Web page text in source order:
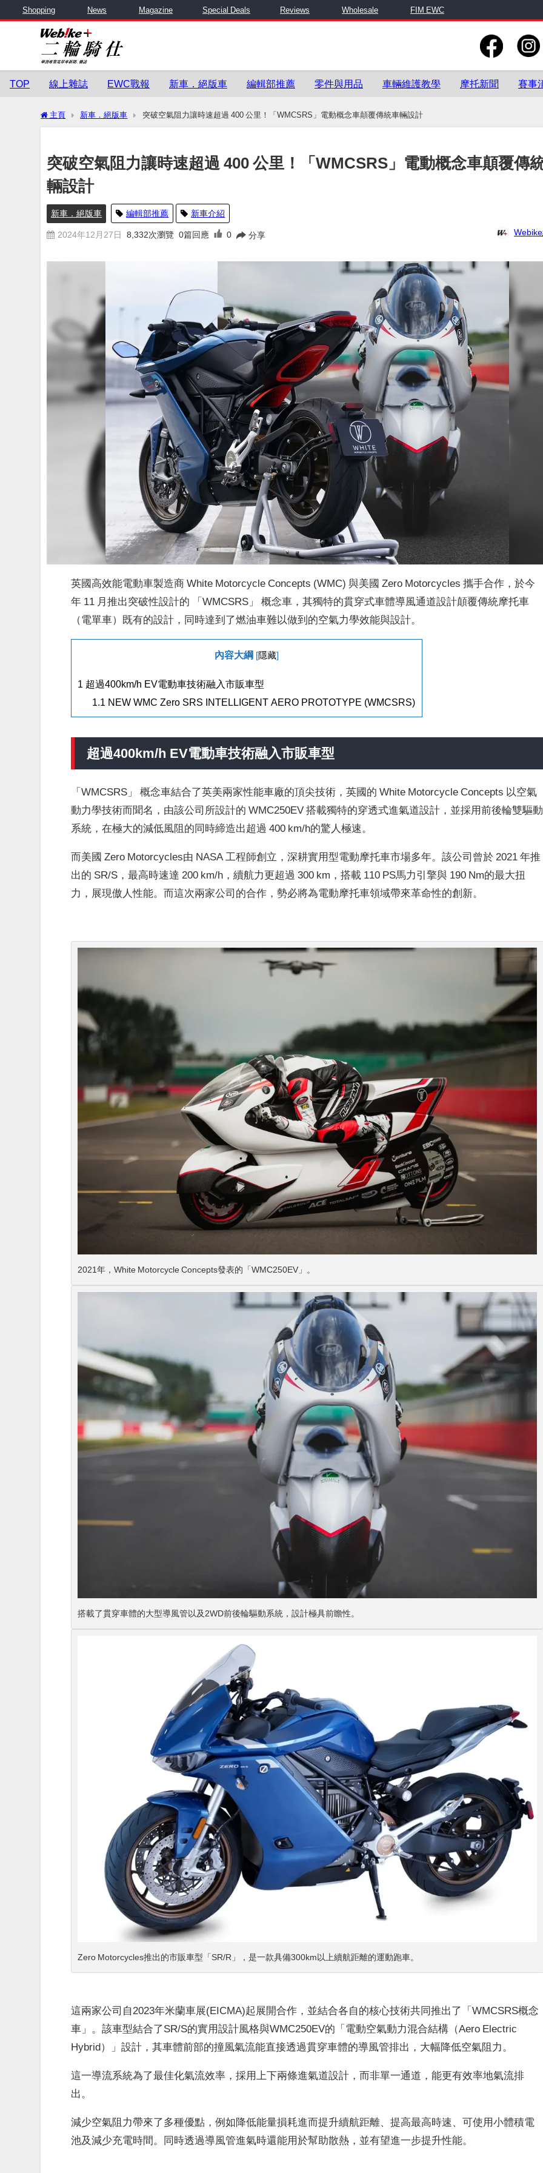
Shopping News Magazine Special Deals Reviews Wholesale FIM EWC
TOP 線上雜誌 EWC戰報 新車．絕版車 編輯部推薦 零件與用品 車輛維護教學 摩托新聞 賽事
主頁 新車．絕版車 突破空氣阻力讓時速超過 400 公里！「WMCSRS」電動概念車顛覆傳統車輛設計
突破空氣阻力讓時速超過 400 公里！「WMCSRS」電動概念車顛覆傳
輛設計
新車．絕版車 編輯部推薦 新車介紹
2024年12月27日 8,332次瀏覽 0篇回應 0 分享
英國高效能電動車製造商 White Motorcycle Concepts (WMC) 與美國 Zero Motorcycles 攜手合作，於今
年 11 月推出突破性設計的 「WMCSRS」 概念車，其獨特的貫穿式車體導風通道設計顛覆傳統摩托車
（電單車）既有的設計，同時達到了燃油車難以做到的空氣力學效能與設計。
內容大綱 隱藏
1 超過400km/h EV電動車技術融入市販車型
1.1 NEW WMC Zero SRS INTELLIGENT AERO PROTOTYPE (WMCSRS)
超過400km/h EV電動車技術融入市販車型
「WMCSRS」 概念車結合了英美兩家性能車廠的頂尖技術，英國的 White Motorcycle Concepts 以空氣
動力學技術而聞名，由該公司所設計的 WMC250EV 搭載獨特的穿透式進氣道設計，並採用前後輪雙驅動
系統，在極大的減低風阻的同時締造出超過 400 km/h的驚人極速。
而美國 Zero Motorcycles由 NASA 工程師創立，深耕實用型電動摩托車市場多年。該公司曾於 2021 年推
出的 SR/S，最高時速達 200 km/h，續航力更超過 300 km，搭載 110 PS馬力引擎與 190 Nm的最大扭
力，展現傲人性能。而這次兩家公司的合作，勢必將為電動摩托車領域帶來革命性的創新。
2021年，White Motorcycle Concepts發表的「WMC250EV」。
搭載了貫穿車體的大型導風管以及2WD前後輪驅動系統，設計極具前瞻性。
Zero Motorcycles推出的市販車型「SR/R」，是一款具備300km以上續航距離的運動跑車。
這兩家公司自2023年米蘭車展(EICMA)起展開合作，並結合各自的核心技術共同推出了「WMCSRS概念
車」。該車型結合了SR/S的實用設計風格與WMC250EV的「電動空氣動力混合結構（Aero Electric
Hybrid）」設計，其車體前部的撞風氣流能直接透過貫穿車體的導風管排出，大幅降低空氣阻力。
這一導流系統為了最佳化氣流效率，採用上下兩條進氣道設計，而非單一通道，能更有效率地氣流排
出。
減少空氣阻力帶來了多種優點，例如降低能量損耗進而提升續航距離、提高最高時速、可使用小體積電
池及減少充電時間。同時透過導風管進氣時還能用於幫助散熱， 並有望進一步提升性能。